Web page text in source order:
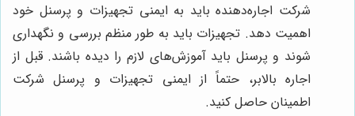
شرکت اجاره‌دهنده باید به ایمنی تجهیزات و پرسنل خود
اهمیت دهد. تجهیزات باید به طور منظم بررسی و نگهداری
شوند و پرسنل باید آموزش‌های لازم را دیده باشند. قبل از
اجاره بالابر، حتماً از ایمنی تجهیزات و پرسنل شرکت
اطمینان حاصل کنید.